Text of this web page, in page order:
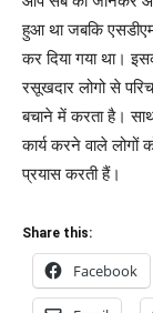
हुआ था जबकि
कर दिया गया था।
रसूखदार लोगो से
बचाने में करता है। साथ
कार्य करने वाले
प्रयास करती हैं।
Share this:
Facebook